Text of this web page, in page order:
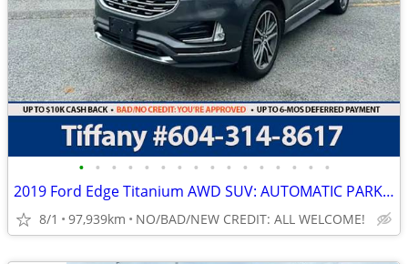
• • • • • • • • • • • • • • • •
2019 Ford Edge Titanium AWD SUV: AUTOMATIC PARKING, LOCAL,
8/1 97,939km NO/BAD/NEW CREDIT: ALL WELCOME!